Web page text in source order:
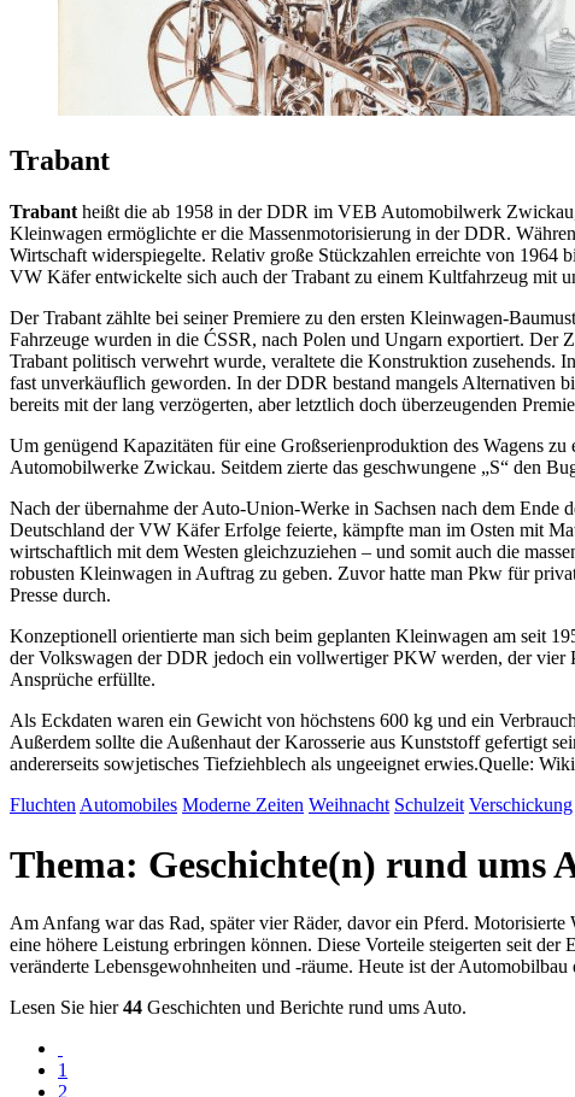
Trabant
Trabant heißt die ab 1958 in der DDR im VEB Automobilwerk
Kleinwagen ermöglichte er die Massenmotorisierung in der DDR.
Wirtschaft widerspiegelte. Relativ große Stückzahlen erreichte von 1964
VW Käfer entwickelte sich auch der Trabant zu einem Kultfahrzeug mit
Der Trabant zählte bei seiner Premiere zu den ersten Kleinwagen-
Fahrzeuge wurden in die ĆSSR, nach Polen und Ungarn exportiert. Der
Trabant politisch verwehrt wurde, veraltete die Konstruktion zusehends.
fast unverkäuflich geworden. In der DDR bestand mangels Alternativen
bereits mit der lang verzögerten, aber letztlich doch überzeugenden
Um genügend Kapazitäten für eine Großserienproduktion des Wagens
Automobilwerke Zwickau. Seitdem zierte das geschwungene
S
den
Nach der übernahme der Auto-Union-Werke in Sachsen nach dem
Deutschland der VW Käfer Erfolge feierte, kämpfte man im Osten mit
wirtschaftlich mit dem Westen gleichzuziehen – und somit auch die
robusten Kleinwagen in Auftrag zu geben. Zuvor hatte man Pkw für
Presse durch.
Konzeptionell orientierte man sich beim geplanten Kleinwagen am seit
der Volkswagen der DDR jedoch ein vollwertiger PKW werden, der vier
Ansprüche erfüllte.
Als Eckdaten waren ein Gewicht von höchstens 600 kg und ein
Außerdem sollte die Außenhaut der Karosserie aus Kunststoff gefertigt
andererseits sowjetisches Tiefziehblech als ungeeignet erwies.Quelle:
Fluchten Automobiles Moderne Zeiten Weihnacht Schulzeit Verschickung
Thema: Geschichte(n) rund ums
Am Anfang war das Rad, später vier Räder, davor ein Pferd.
eine höhere Leistung erbringen können. Diese Vorteile steigerten seit
veränderte Lebensgewohnheiten und -räume. Heute ist der
Lesen Sie hier44 Geschichten und Berichte rund ums Auto.
1
2